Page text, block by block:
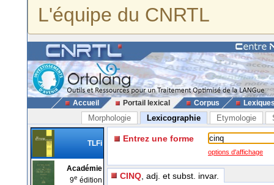
L'équipe du CNRTL
Accueil Portail lexical Corpus
Morphologie Lexicographie Etymologie
TLFi
Académie
9e édition
Entrez une forme
options d'affichage
CINQ , adj. et subst. invar.